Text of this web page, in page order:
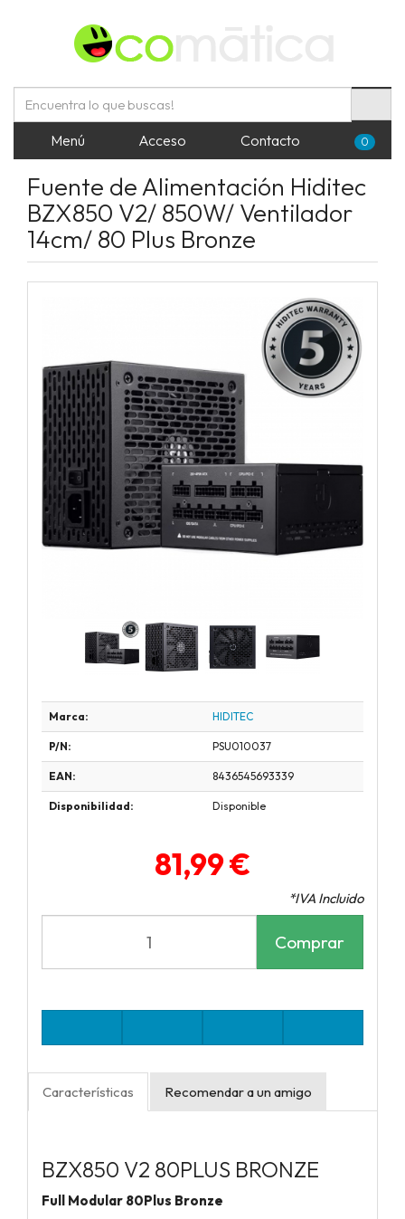
Menú Acceso Contacto 0
Fuente de Alimentación Hiditec
BZX850 V2/ 850W/ Ventilador
14cm/ 80 Plus Bronze
Marca: HIDITEC
P/N: PSU010037
EAN: 8436545693339
Disponibilidad: Disponible
81,99 €
*IVA Incluido
Comprar
Características Recomendar a un amigo
BZX850 V2 80PLUS BRONZE
Full Modular 80Plus Bronze